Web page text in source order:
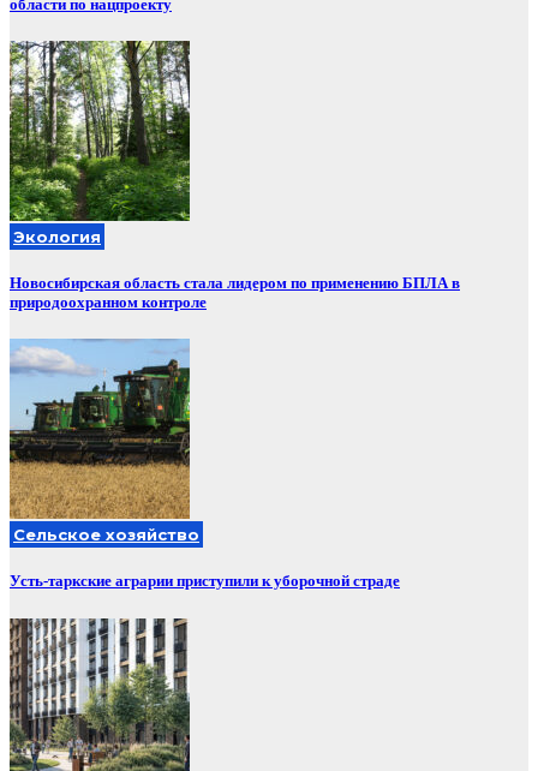
области по нацпроекту
Экология
Новосибирская область стала лидером по применению БПЛА в
природоохранном контроле
Сельское хозяйство
Усть-таркские аграрии приступили к уборочной страде